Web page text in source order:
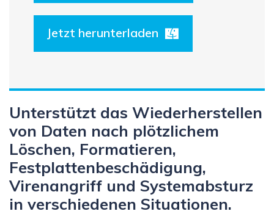
Jetzt herunterladen
Unterstützt das Wiederherstellen
von Daten nach plötzlichem
Löschen, Formatieren,
Festplattenbeschädigung,
Virenangriff und Systemabsturz
in verschiedenen Situationen.